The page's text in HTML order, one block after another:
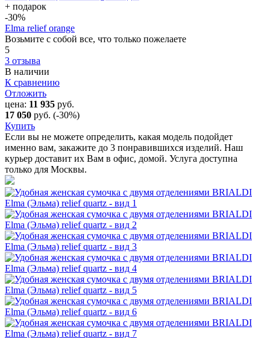
+ подарок
-30%
Elma relief orange
Возьмите с собой все, что только пожелаете
5
3 отзыва
В наличии
К сравнению
Отложить
цена: 11 935 руб.
17 050 руб. (-30%)
Купить
Если вы не можете определить, какая модель подойдет
именно вам, закажите до 3 понравившихся изделий. Наш
курьер доставит их Вам в офис, домой. Услуга доступна
только для Москвы.